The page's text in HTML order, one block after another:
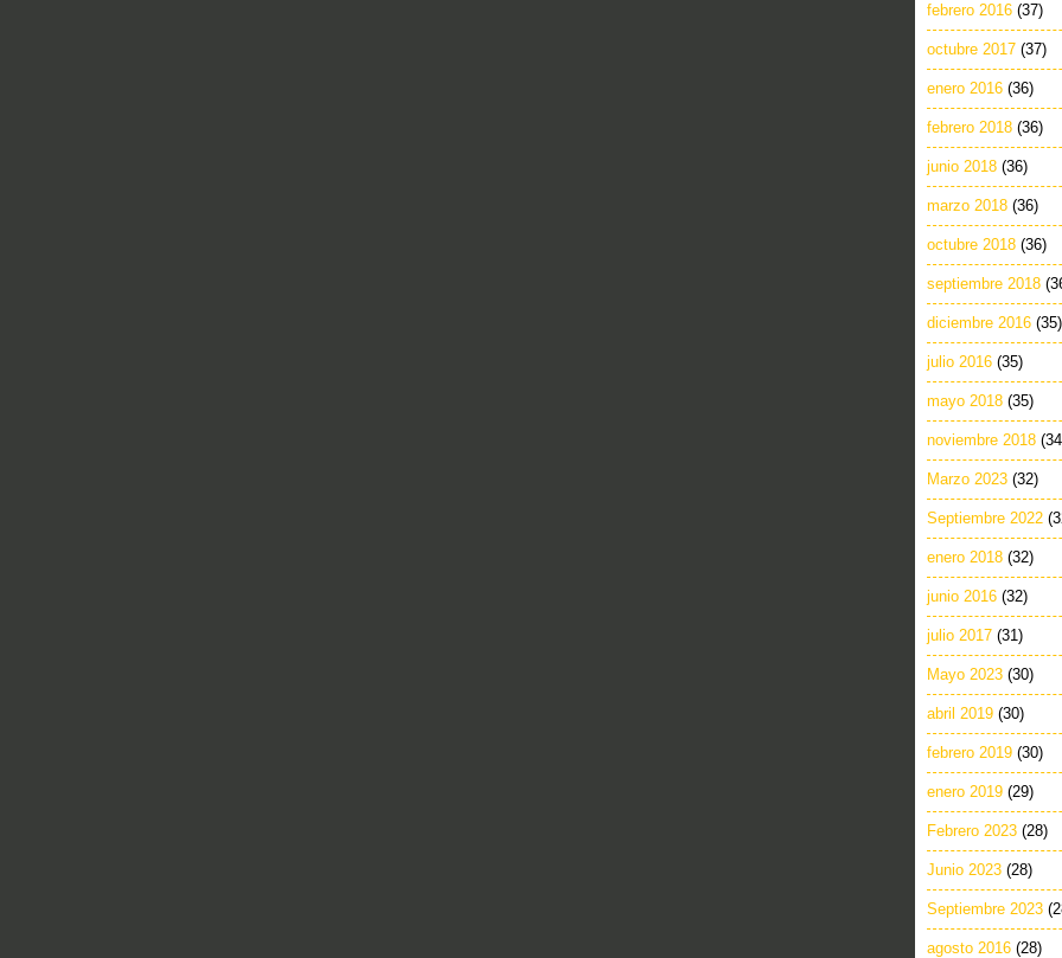
febrero 2016 (37)
octubre 2017 (37)
enero 2016 (36)
febrero 2018 (36)
junio 2018 (36)
marzo 2018 (36)
octubre 2018 (36)
septiembre 2018
diciembre 2016 (35)
julio 2016 (35)
mayo 2018 (35)
noviembre 2018
Marzo 2023 (32)
Septiembre 2022
enero 2018 (32)
junio 2016 (32)
julio 2017 (31)
Mayo 2023 (30)
abril 2019 (30)
febrero 2019 (30)
enero 2019 (29)
Febrero 2023 (28)
Junio 2023 (28)
Septiembre 2023
agosto 2016 (28)